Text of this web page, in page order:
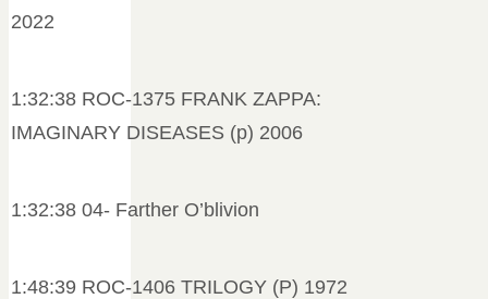
2022
1:32:38 ROC-1375 FRANK ZAPPA:
IMAGINARY DISEASES (p) 2006
1:32:38 04- Farther O’blivion
1:48:39 ROC-1406 TRILOGY (P) 1972